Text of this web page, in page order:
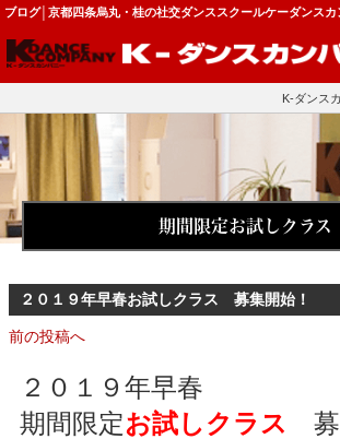
ブログ│京都四条烏丸・桂の社交ダンススクールケーダンスカ
K-ダンス
期間限定お試しクラス
２０１９年早春お試しクラス 募集開始！
前の投稿へ
２０１９年早春
期間限定お試しクラス